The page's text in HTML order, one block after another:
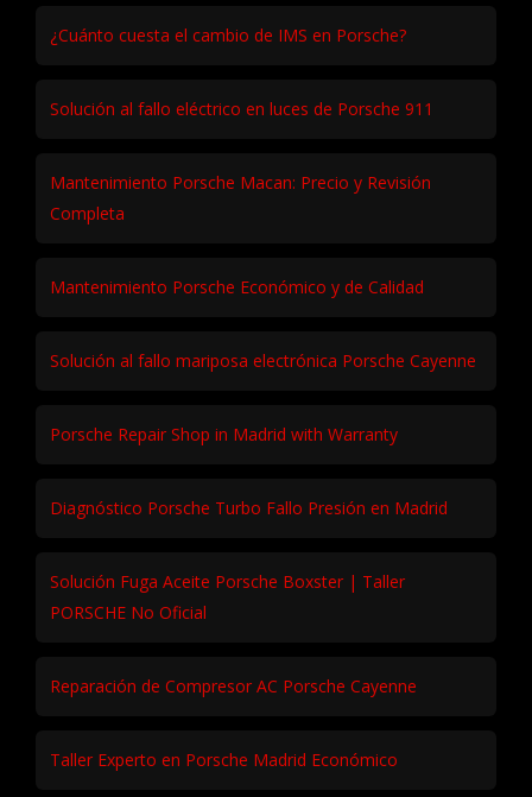
¿Cuánto cuesta el cambio de IMS en Porsche?
Solución al fallo eléctrico en luces de Porsche 911
Mantenimiento Porsche Macan: Precio y Revisión
Completa
Mantenimiento Porsche Económico y de Calidad
Solución al fallo mariposa electrónica Porsche Cayenne
Porsche Repair Shop in Madrid with Warranty
Diagnóstico Porsche Turbo Fallo Presión en Madrid
Solución Fuga Aceite Porsche Boxster | Taller
PORSCHE No Oficial
Reparación de Compresor AC Porsche Cayenne
Taller Experto en Porsche Madrid Económico